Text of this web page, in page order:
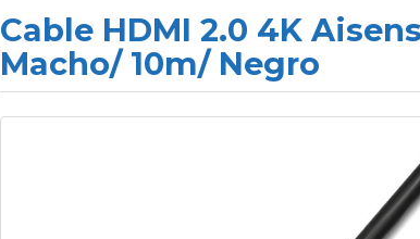
Cable HDMI 2.0 4K
Macho/ 10m/ Negro